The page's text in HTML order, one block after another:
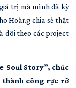
trị mà mình đã kỳ
Hoàng chia sẻ thật
dõi theo các project
Soul Story”, chúc
thành công rực rỡ